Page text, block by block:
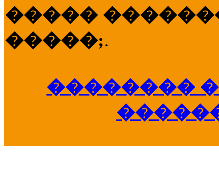
�����
�����;.
��������